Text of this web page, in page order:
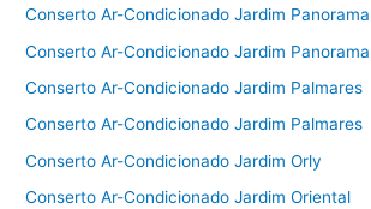
Conserto Ar-Condicionado Jardim Panorama
Conserto Ar-Condicionado Jardim Panorama
Conserto Ar-Condicionado Jardim Palmares
Conserto Ar-Condicionado Jardim Palmares
Conserto Ar-Condicionado Jardim Orly
Conserto Ar-Condicionado Jardim Oriental